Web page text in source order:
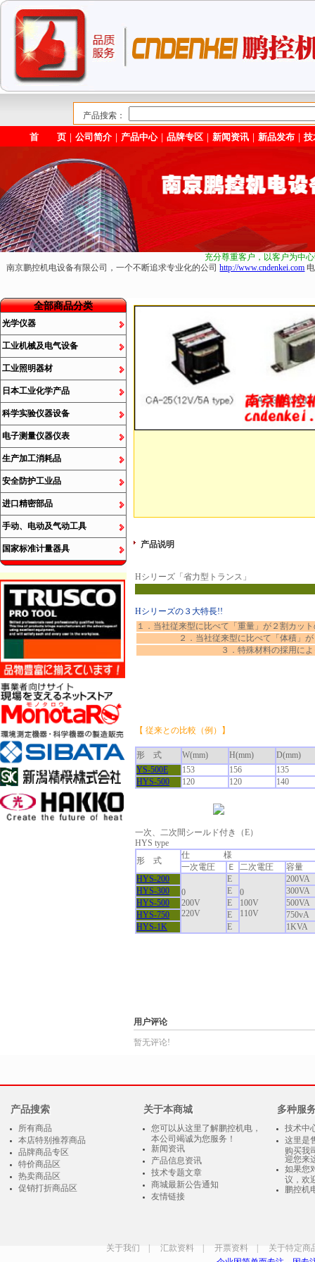
产品搜索：
首 页 ｜公司简介 ｜ 产品中心｜品牌专区 ｜新闻资讯 ｜新品发布 ｜技
充分尊重客户，以客户为中
南京鹏控机电设备有限公司，一个不断追求专业化的公司http://www.cndenkei.com
全部商品分类
光学仪器
工业机械及电气设备
工业照明器材
日本工业化学产品
科学实验仪器设备
电子测量仪器仪表
生产加工消耗品
安全防护工业品
进口精密部品
手动、电动及气动工具
国家标准计量器具 产品说明
Hシリーズ「省力型トランス」
Hシリーズの３大特長!!
１．当社従来型に比べて「重量」が２割カッ
２．当社従来型に比べて「体積」が
３．特殊材料の採用によって「
【 従来との比較（例）】
形 式 W(mm) H(mm)
D(mm)
YS-500E
153 156
135
HYS-500
120 120 140
一次、二次間シールド付き（E）
HYS type
形 式
仕 様
一次電圧
Ｅ 二次電圧
容量
HYS-200
0
200V
220V
E
0
100V
110V
200VA
HYS-300
E
300VA
HYS-500
E
500VA
HYS-750
E
750vA
HYS-1K
E 1KVA
用户评论
暂无评论!
产品搜索
所有商品
本店特别推荐商品
品牌商品专区
特价商品区
热卖商品区
促销打折商品区
关于本商城
您可以从这里了解鹏控机电，
本公司竭诚为您服务！
新闻资讯
产品信息资讯
技术专题文章
商城最新公告通知
友情链接
多种服
技术中
这里是
购买我
迎您来
如果您
议，欢
鹏控机
关于我们 汇款资料 开票资料
关于特定商